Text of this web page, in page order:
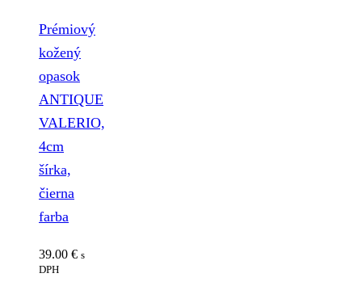
Prémiový
kožený
opasok
ANTIQUE
VALERIO,
4cm
šírka,
čierna
farba
39.00 € s
DPH